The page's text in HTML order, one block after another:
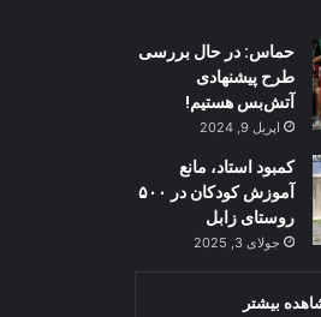
حماس: در حال بررسی
طرح پیشنهادی
آتش‌بس هستیم!
اپریل 9, 2024
کمبود استاد، مانع
آموزش کودکان در ۵۰۰
روستای زابل
جولای 3, 2025
بیشتر